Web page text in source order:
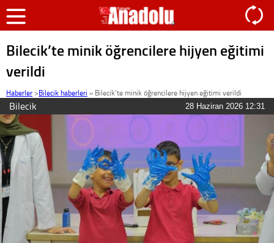
Bilecik’te minik öğrencilere hijyen eğitimi
verildi
Haberler >Bilecik haberleri » Bilecik’te minik öğrencilere hijyen eğitimi verildi
Bilecik 28 Haziran 2026 12:31